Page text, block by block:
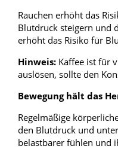
Rauchen erhöht das
Blutdruck steigern und
erhöht das Risiko für
Hinweis: Kaffee ist für
auslösen, sollte den
Bewegung hält das
Regelmäßige
den Blutdruck und
belastbarer fühlen und